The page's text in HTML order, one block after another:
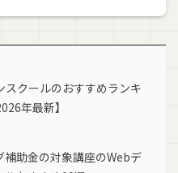
スクールのおすすめランキ
年最新】
補助金の対象講座のWebデ